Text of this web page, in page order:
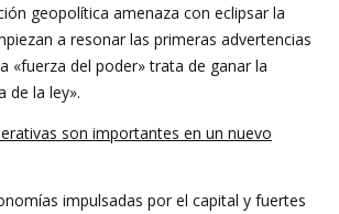
geopolítica amenaza con eclipsar la
a resonar las primeras advertencias
«fuerza del poder» trata de ganar la
de la ley».
son importantes en un nuevo
impulsadas por el capital y fuertes